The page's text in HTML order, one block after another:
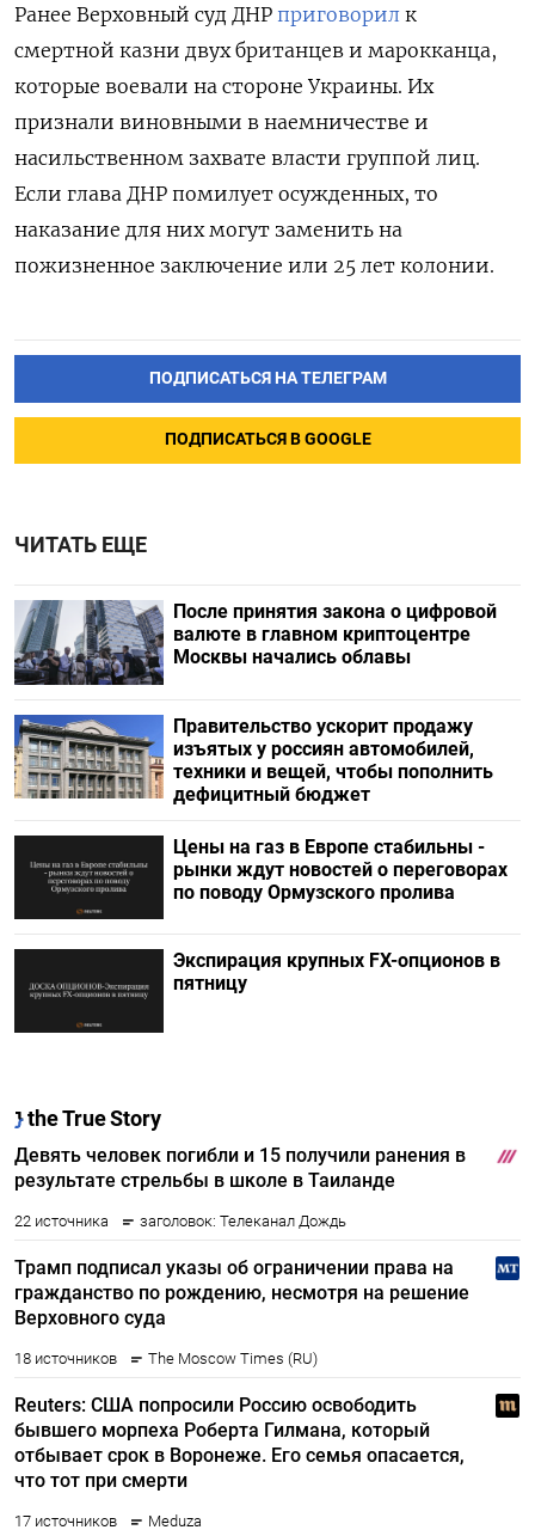
Ранее Верховный суд ДНР приговорил к
смертной казни двух британцев и марокканца,
которые воевали на стороне Украины. Их
признали виновными в наемничестве и
насильственном захвате власти группой лиц.
Если глава ДНР помилует осужденных, то
наказание для них могут заменить на
пожизненное заключение или 25 лет колонии.
ПОДПИСАТЬСЯ НА ТЕЛЕГРАМ
ПОДПИСАТЬСЯ В GOOGLE
ЧИТАТЬ ЕЩЕ
После принятия закона о цифровой
валюте в главном криптоцентре
Москвы начались облавы
Правительство ускорит продажу
изъятых у россиян автомобилей,
техники и вещей, чтобы пополнить
дефицитный бюджет
Цены на газ в Европе стабильны -
рынки ждут новостей о переговорах
по поводу Ормузского пролива
Экспирация крупных FX-опционов в
пятницу